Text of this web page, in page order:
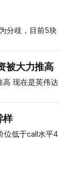
的经验还未
出新消息顶一下
47 – 60 短期位置
被大力推高
达
样